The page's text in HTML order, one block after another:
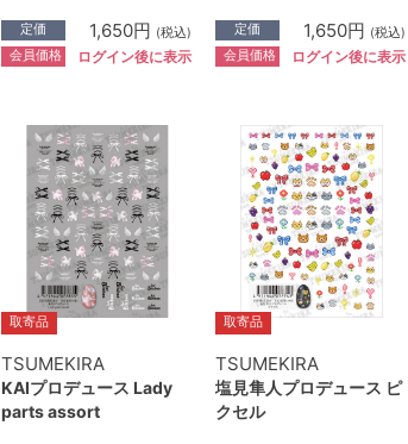
定価 1,650円 (税込)
会員価格 ログイン後に表示
定価 1,650円 (税込)
会員価格 ログイン後に表示
取寄品
TSUMEKIRA
KAIプロデュース Lady
parts assort
取寄品
TSUMEKIRA
塩見隼人プロデュース ピ
クセル